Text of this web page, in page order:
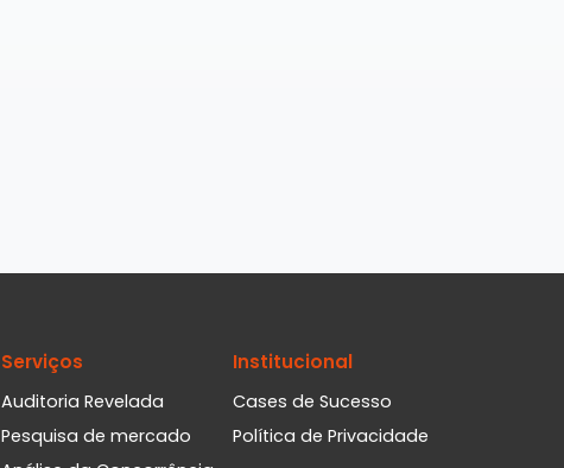
Serviços
Auditoria Revelada
Pesquisa de mercado
Institucional
Cases de Sucesso
Política de Privacidade